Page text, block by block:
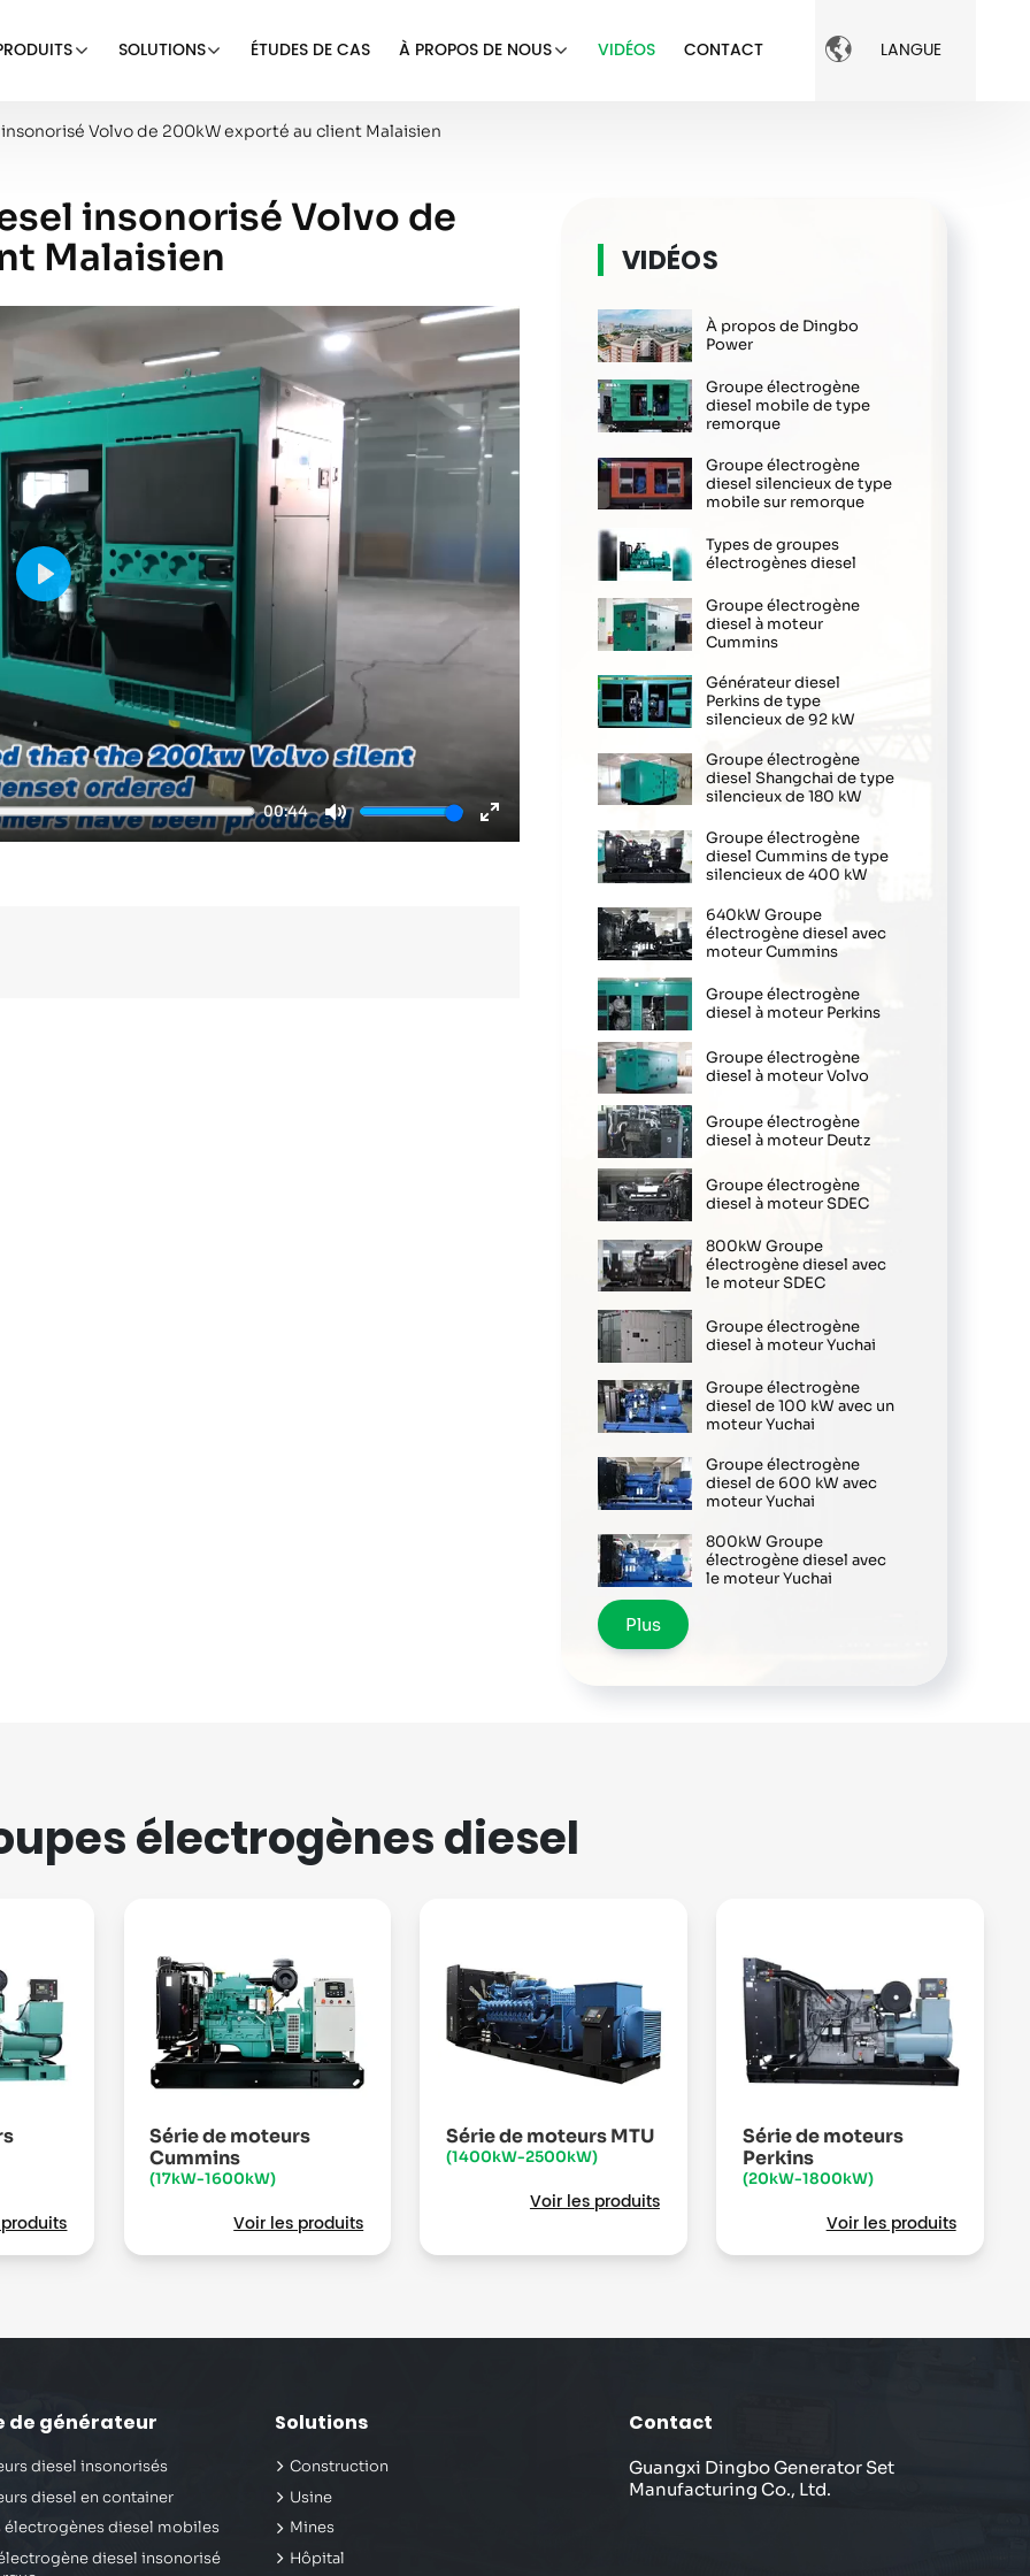
 LANGUE
SOLUTIONS ÉTUDES DE CAS À PROPOS DE NOUS VIDÉOS CONTACT
Volvo de 200kW exporté au client Malaisien
insonorisé Volvo de
Malaisien
00:44
Mute
Play
VIDÉOS
À propos de Dingbo
Power
Groupe électrogène
diesel mobile de type
remorque
Groupe électrogène
diesel silencieux de type
mobile sur remorque
Types de groupes
électrogènes diesel
Groupe électrogène
diesel à moteur
Cummins
Générateur diesel
Perkins de type
silencieux de 92 kW
Groupe électrogène
diesel Shangchai de type
silencieux de 180 kW
Groupe électrogène
diesel Cummins de type
silencieux de 400 kW
640kW Groupe
électrogène diesel avec
moteur Cummins
Groupe électrogène
diesel à moteur Perkins
Groupe électrogène
diesel à moteur Volvo
Groupe électrogène
diesel à moteur Deutz
Groupe électrogène
diesel à moteur SDEC
800kW Groupe
électrogène diesel avec
le moteur SDEC
Groupe électrogène
diesel à moteur Yuchai
Groupe électrogène
diesel de 100 kW avec un
moteur Yuchai
Groupe électrogène
diesel de 600 kW avec
moteur Yuchai
800kW Groupe
électrogène diesel avec
le moteur Yuchai
Plus
électrogènes diesel
Série de moteurs
Cummins
(17kW-1600kW)
Voir les produits
Série de moteurs MTU
(1400kW-2500kW)
Voir les produits
Série de moteurs
Perkins
(20kW-1800kW)
Voir les produits
de générateur
diesel insonorisés
diesel en container
électrogènes diesel mobiles
diesel insonorisé
Solutions
Construction
Usine
Mines
Hôpital
Contact
Guangxi Dingbo Generator Set
Manufacturing Co., Ltd.